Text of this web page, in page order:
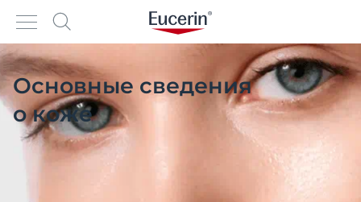
Основные сведения
о коже